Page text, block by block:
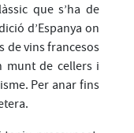
que s’ha de
d’Espanya on
de vins francesos
munt de cellers i
Per anar fins